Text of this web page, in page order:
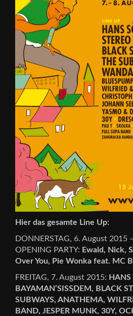
Hier das gesamte Line Up:
DONNERSTAG, 6. August 2015
OPENING PARTY:Ewald, Nick,
Over You, Pie Wonka feat. MC
FREITAG, 7. August 2015:HANS
BAYAMAN’SISSDEM, BLACK
SUBWAYS, ANATHEMA,
BAND, JESPER MUNK, 30Y,